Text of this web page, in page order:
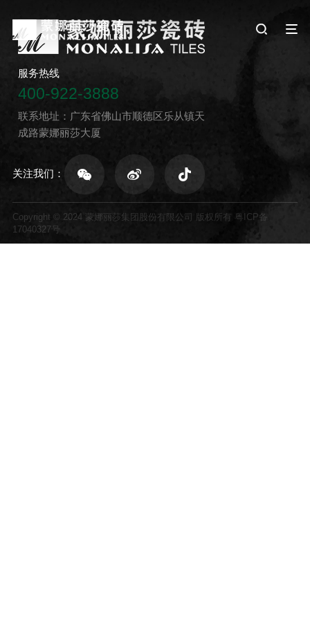
服务热线
400-922-3888
联系地址：广东省佛山市顺德区乐从镇天
成路蒙娜丽莎大厦
关注我们：
Copyright © 2024 蒙娜丽莎集团股份有限公司 版权所有 粤ICP备
17040327号